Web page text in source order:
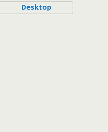
Desktop